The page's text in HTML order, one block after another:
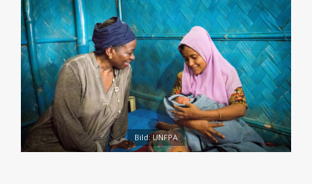
Bild: UNFPA